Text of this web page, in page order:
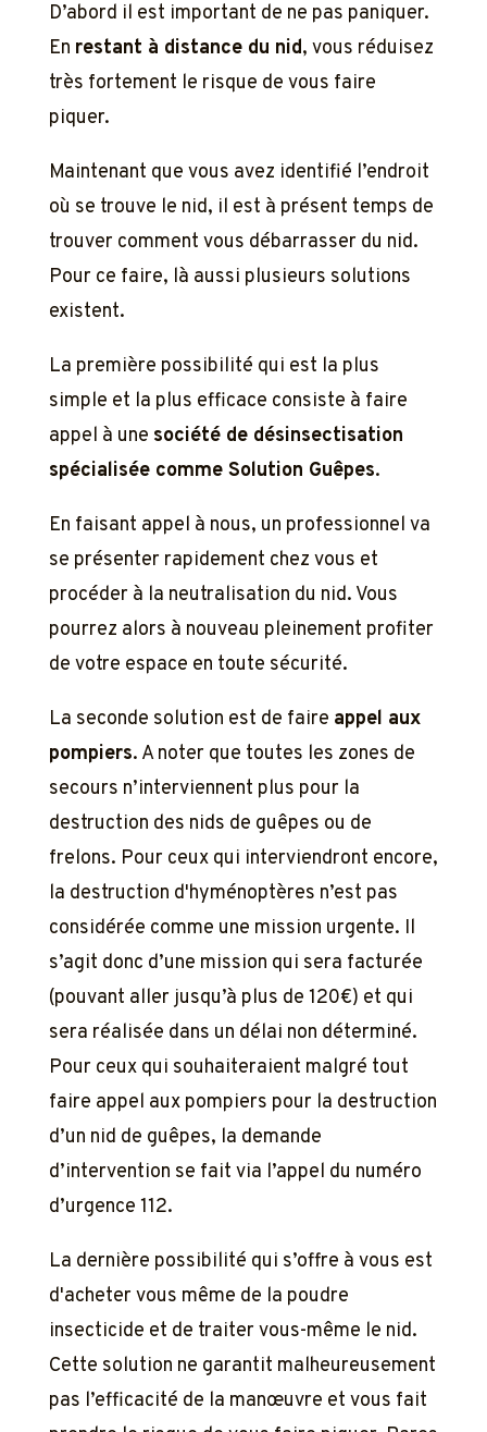
D’abord il est important de ne pas paniquer.
En restant à distance du nid, vous réduisez
très fortement le risque de vous faire
piquer.
Maintenant que vous avez identifié l’endroit
où se trouve le nid, il est à présent temps de
trouver comment vous débarrasser du nid.
Pour ce faire, là aussi plusieurs solutions
existent.
La première possibilité qui est la plus
simple et la plus efficace consiste à faire
appel à une société de désinsectisation
spécialisée comme Solution Guêpes.
En faisant appel à nous, un professionnel va
se présenter rapidement chez vous et
procéder à la neutralisation du nid. Vous
pourrez alors à nouveau pleinement profiter
de votre espace en toute sécurité.
La seconde solution est de faire appel aux
pompiers. A noter que toutes les zones de
secours n’interviennent plus pour la
destruction des nids de guêpes ou de
frelons. Pour ceux qui interviendront encore,
la destruction d'hyménoptères n’est pas
considérée comme une mission urgente. Il
s’agit donc d’une mission qui sera facturée
(pouvant aller jusqu’à plus de 120€) et qui
sera réalisée dans un délai non déterminé.
Pour ceux qui souhaiteraient malgré tout
faire appel aux pompiers pour la destruction
d’un nid de guêpes, la demande
d’intervention se fait via l’appel du numéro
d’urgence 112.
La dernière possibilité qui s’offre à vous est
d'acheter vous même de la poudre
insecticide et de traiter vous-même le nid.
Cette solution ne garantit malheureusement
pas l’efficacité de la manœuvre et vous fait